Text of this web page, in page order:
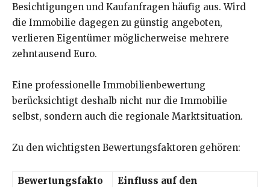
Besichtigungen und Kaufanfragen häufig aus. Wird
die Immobilie dagegen zu günstig angeboten,
verlieren Eigentümer möglicherweise mehrere
zehntausend Euro.
Eine professionelle Immobilienbewertung
berücksichtigt deshalb nicht nur die Immobilie
selbst, sondern auch die regionale Marktsituation.
Zu den wichtigsten Bewertungsfaktoren gehören:
Bewertungsfakto
Einfluss auf den